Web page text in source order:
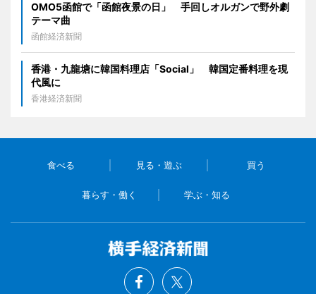
OMO5函館で「函館夜景の日」 手回しオルガンで野外劇
テーマ曲
函館経済新聞
香港・九龍塘に韓国料理店「Social」 韓国定番料理を現
代風に
香港経済新聞
食べる 見る・遊ぶ 買う
暮らす・働く 学ぶ・知る